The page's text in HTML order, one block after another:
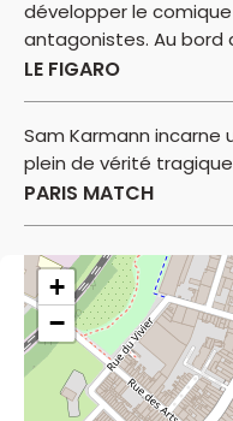
développer le
antagonistes. Au bord
LE FIGARO
Sam Karmann incarne
plein de vérité tragique
PARIS MATCH
+
−